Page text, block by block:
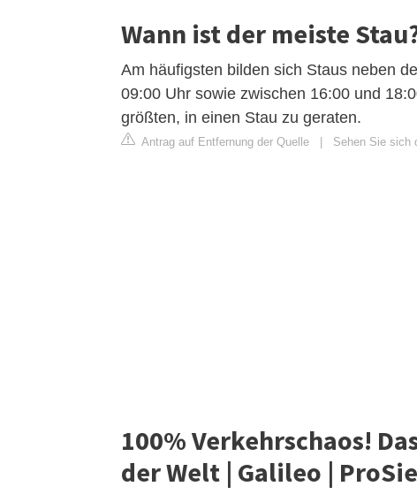
Wann ist der meiste
Am häufigsten bilden sich Staus neben
09:00 Uhr sowie zwischen 16:00 und
größten, in einen Stau zu geraten.
Antrag auf Entfernung der Quelle Sehen Sie sich
100% Verkehrschaos!
der Welt | Galileo |